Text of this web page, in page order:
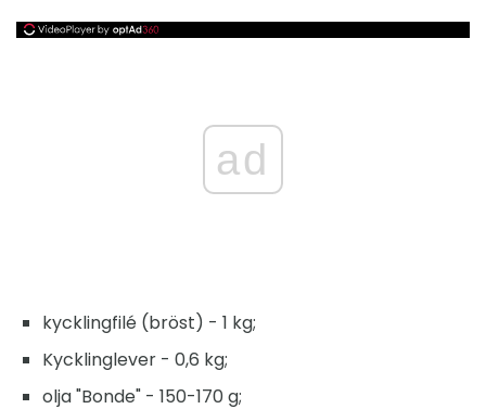
ad
kycklingfilé (bröst) - 1 kg;
Kycklinglever - 0,6 kg;
olja "Bonde" - 150-170 g;